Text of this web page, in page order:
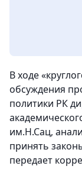
В ходе
обсуждения
политики РК
им.Н.Сац,
принять
передает